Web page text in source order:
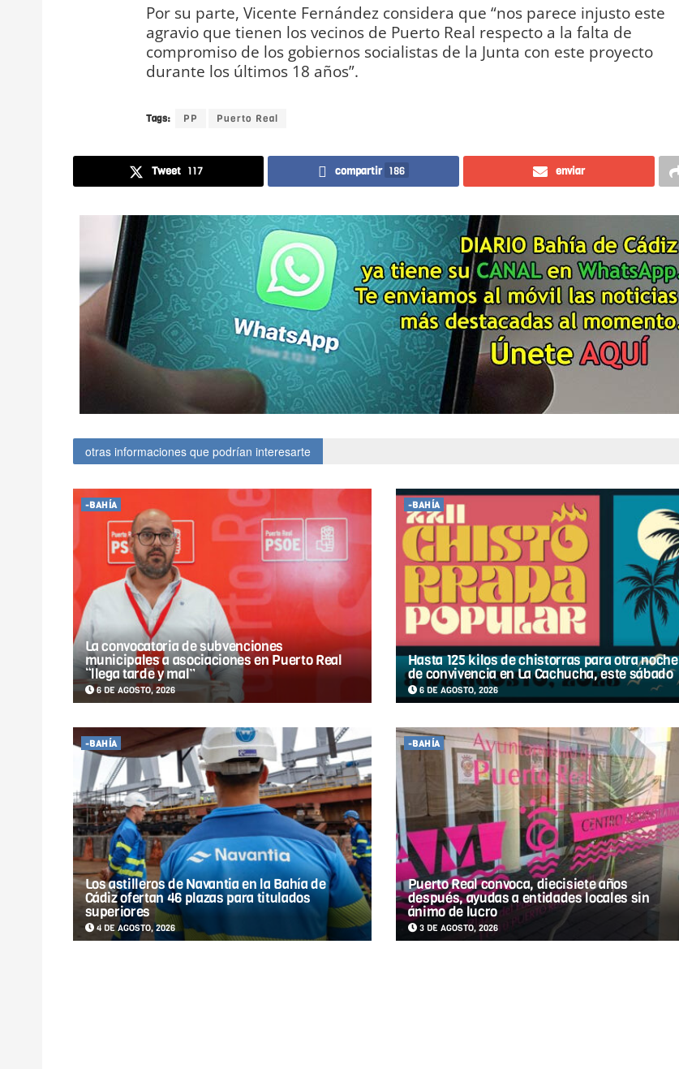
Por su parte, Vicente Fernández considera que “nos parece injusto este
agravio que tienen los vecinos de Puerto Real respecto a la falta de
compromiso de los gobiernos socialistas de la Junta con este proyecto
durante los últimos 18 años”.
Tags: PP Puerto Real
Tweet 117 compartir 186 enviar
otras informaciones que podrían interesarte
-BAHÍA
La convocatoria de subvenciones
municipales a asociaciones en Puerto Real
“llega tarde y mal”
6 DE AGOSTO, 2026
-BAHÍA
Hasta 125 kilos de chistorras para otra noche
de convivencia en La Cachucha, este sábado
6 DE AGOSTO, 2026
-BAHÍA
Los astilleros de Navantia en la Bahía de
Cádiz ofertan 46 plazas para titulados
superiores
4 DE AGOSTO, 2026
-BAHÍA
Puerto Real convoca, diecisiete años
después, ayudas a entidades locales sin
ánimo de lucro
3 DE AGOSTO, 2026